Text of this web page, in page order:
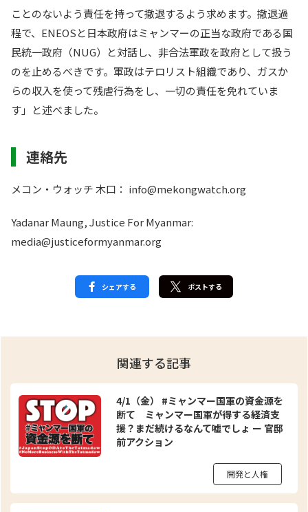
ことのないよう責任を持って撤退するよう求めます。撤退過
程で、ENEOSと日本政府はミャンマーの正当な政府である国
民統一政府（NUG）と対話し、非合法軍政を政府として扱う
のを止めるべきです。軍政はテロリスト組織であり、ガスか
らの収入を使って残虐行為をし、一切の責任を免れていま
す」と述べました。
連絡先
メコン・ウォッチ 木口： info@mekongwatch.org
Yadanar Maung, Justice For Myanmar:
media@justiceformyanmar.org
シェアする ポストする
関連する記事
4/1（金） #ミャンマー国軍の資金源を
断て ミャンマー国軍が得する経済支
援？まだ続けるなんて嘘でしょ ー 官邸
前アクション
開発と人権